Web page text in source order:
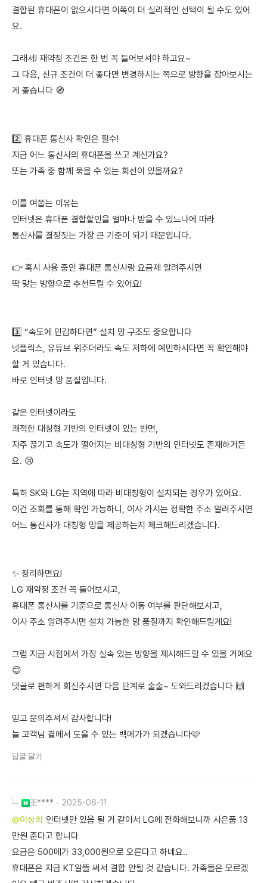
결합된 휴대폰이 없으시다면 이쪽이 더 실리적인 선택이 될 수도 있어
요.
그래서! 재약정 조건은 한 번 꼭 들어보셔야 하고요~
그 다음, 신규 조건이 더 좋다면 변경하시는 쪽으로 방향을 잡아보시는
게 좋습니다 🧭
2️⃣ 휴대폰 통신사 확인은 필수!
지금 어느 통신사의 휴대폰을 쓰고 계신가요?
또는 가족 중 함께 묶을 수 있는 회선이 있을까요?
이를 여쭙는 이유는
인터넷은 휴대폰 결합할인을 얼마나 받을 수 있느냐에 따라
통신사를 결정짓는 가장 큰 기준이 되기 때문입니다.
👉 혹시 사용 중인 휴대폰 통신사랑 요금제 알려주시면
딱 맞는 방향으로 추천드릴 수 있어요!
3️⃣ “속도에 민감하다면” 설치 망 구조도 중요합니다
넷플릭스, 유튜브 위주더라도 속도 저하에 예민하시다면 꼭 확인해야
할 게 있습니다.
바로 인터넷 망 품질입니다.
같은 인터넷이라도
쾌적한 대칭형 기반의 인터넷이 있는 반면,
자주 끊기고 속도가 떨어지는 비대칭형 기반의 인터넷도 존재하거든
요. 😢
특히 SK와 LG는 지역에 따라 비대칭형이 설치되는 경우가 있어요.
이건 조회를 통해 확인 가능하니, 이사 가시는 정확한 주소 알려주시면
어느 통신사가 대칭형 망을 제공하는지 체크해드리겠습니다.
✨ 정리하면요!
LG 재약정 조건 꼭 들어보시고,
휴대폰 통신사를 기준으로 통신사 이동 여부를 판단해보시고,
이사 주소 알려주시면 설치 가능한 망 품질까지 확인해드릴게요!
그럼 지금 시점에서 가장 실속 있는 방향을 제시해드릴 수 있을 거예요
😊
댓글로 편하게 회신주시면 다음 단계로 술술~ 도와드리겠습니다 🙌
믿고 문의주셔서 감사합니다!
늘 고객님 곁에서 도울 수 있는 백메가가 되겠습니다🩷
답글 달기
조**** 2025-06-11
@이상희 인터넷만 있음 될 거 같아서 LG에 전화해보니까 사은품 13
만원 준다고 합니다
요금은 500메가 33,000원으로 오른다고 하네요..
휴대폰은 지금 KT알뜰 써서 결합 안될 것 같습니다. 가족들은 모르겠